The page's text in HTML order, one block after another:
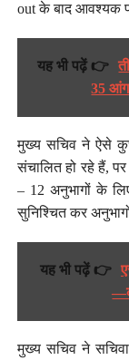
out के बाद आवश्यक
यह भी पढ़ें 👉
35
मुख्य सचिव ने ऐसे
संचालित हो रहे हैं,
– 12 अनुभागों के
सुनिश्चित कर
यह भी पढ़ें 👉
मुख्य सचिव ने